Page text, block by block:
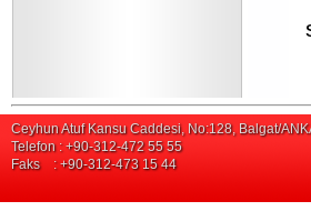
Ceyhun Atuf Kansu Caddesi, No:128, Balgat/
Telefon : +90-312-472 55 55
Faks : +90-312-473 15 44